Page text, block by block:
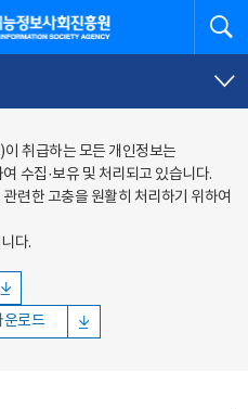
진흥원
취급하는 모든 개인정보는
수집·보유 및 처리되고 있습니다.
련한 고충을 원활히 처리하기 위하여
다.
운로드